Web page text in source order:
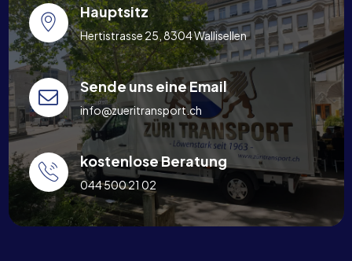
Hauptsitz
Hertistrasse 25, 8304 Wallisellen
Sende uns eine Email
info@zueritransport.ch
kostenlose Beratung
044 500 21 02